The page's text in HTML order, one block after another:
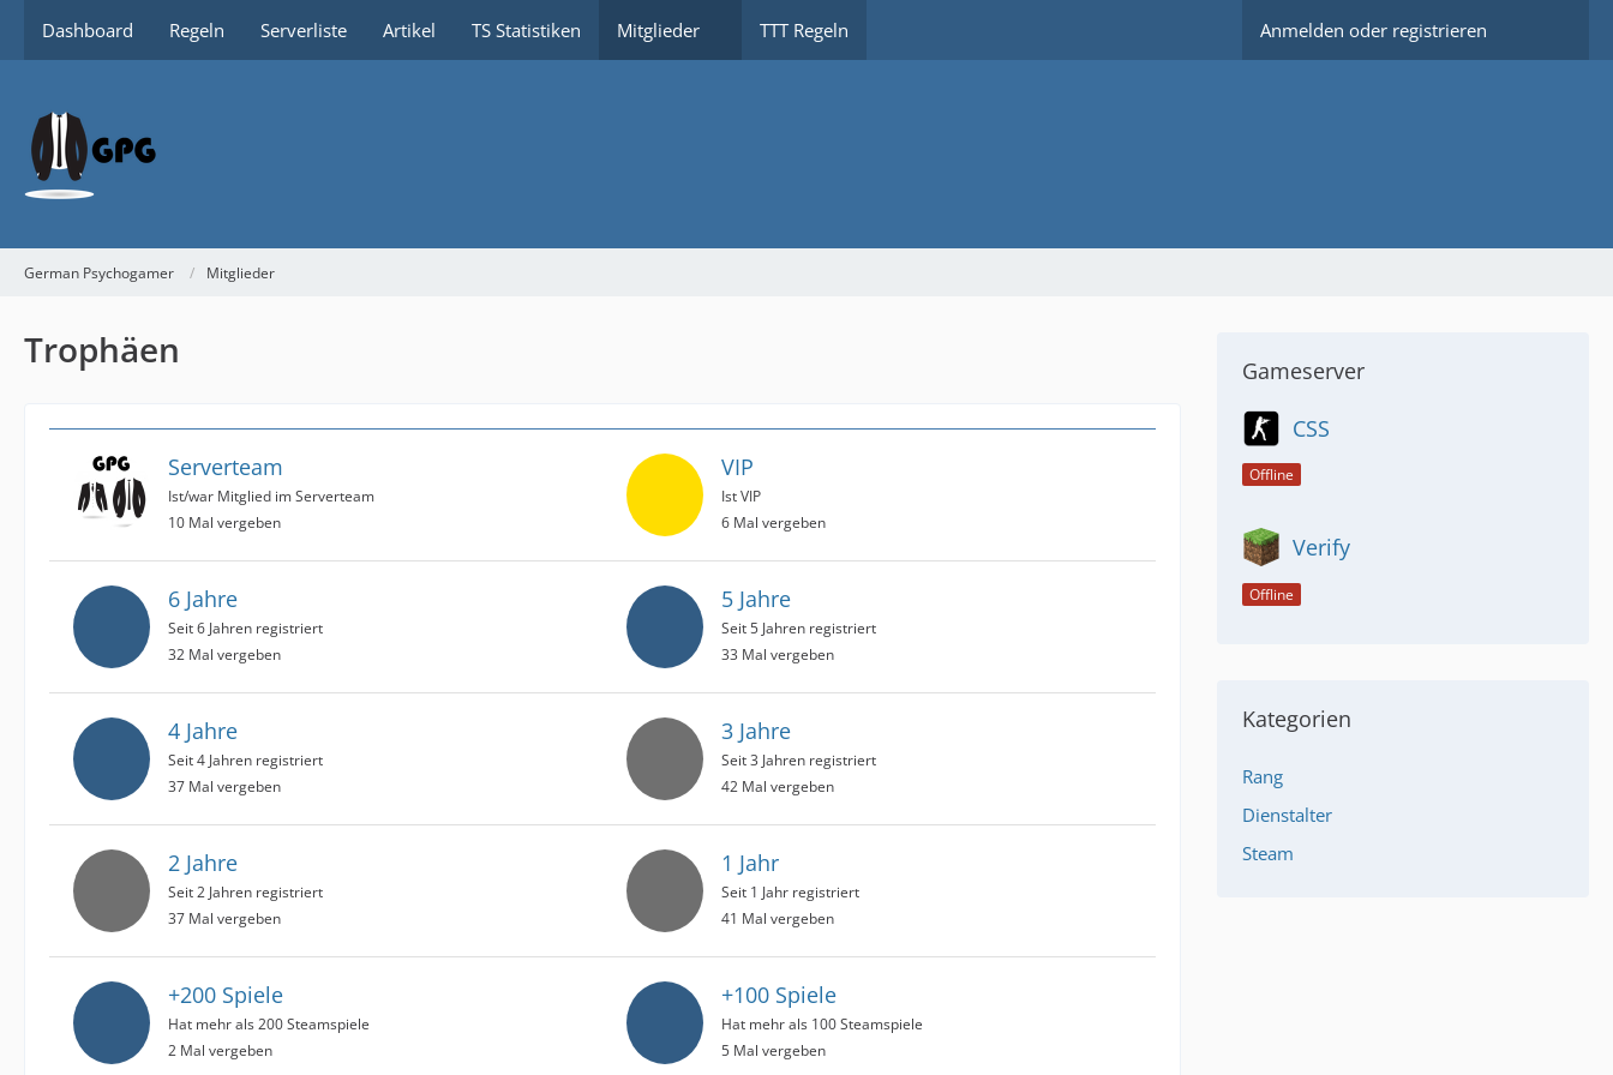
Dashboard Regeln Serverliste Artikel TS Statistiken Mitglieder TTT Regeln Anmelden oder registrieren
German Psychogamer Mitglieder
Trophäen
Serverteam
Ist/war Mitglied im Serverteam
10 Mal vergeben
VIP
Ist VIP
6 Mal vergeben
6 Jahre
Seit 6 Jahren registriert
32 Mal vergeben
5 Jahre
Seit 5 Jahren registriert
33 Mal vergeben
4 Jahre
Seit 4 Jahren registriert
37 Mal vergeben
3 Jahre
Seit 3 Jahren registriert
42 Mal vergeben
2 Jahre
Seit 2 Jahren registriert
37 Mal vergeben
1 Jahr
Seit 1 Jahr registriert
41 Mal vergeben
+200 Spiele
Hat mehr als 200 Steamspiele
2 Mal vergeben
+100 Spiele
Hat mehr als 100 Steamspiele
5 Mal vergeben
Gameserver
CSS
Offline
Verify
Offline
Kategorien
Rang
Dienstalter
Steam